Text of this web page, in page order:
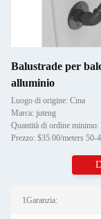
Balustrade per
alluminio
Luogo di origine: Cina
Marca: juteng
Quantità di ordine minimo:
Prezzo: $35.00/meters 50-
1Garanzia: